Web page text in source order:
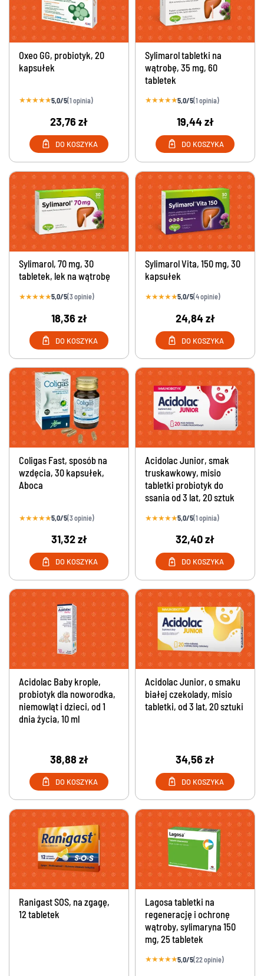
Oxeo GG, probiotyk, 20
kapsułek
★★★★★5,0/5(1 opinia)
23,76 zł
DO KOSZYKA
Sylimarol tabletki na
wątrobę, 35 mg, 60
tabletek
★★★★★5,0/5(1 opinia)
19,44 zł
DO KOSZYKA
Sylimarol, 70 mg, 30
tabletek, lek na wątrobę
★★★★★5,0/5(3 opinie)
18,36 zł
DO KOSZYKA
Sylimarol Vita, 150 mg, 30
kapsułek
★★★★★5,0/5(4 opinie)
24,84 zł
DO KOSZYKA
Coligas Fast, sposób na
wzdęcia, 30 kapsułek,
Aboca
★★★★★5,0/5(3 opinie)
31,32 zł
DO KOSZYKA
Acidolac Junior, smak
truskawkowy, misio
tabletki probiotyk do
ssania od 3 lat, 20 sztuk
★★★★★5,0/5(1 opinia)
32,40 zł
DO KOSZYKA
Acidolac Baby krople,
probiotyk dla noworodka,
niemowląt i dzieci, od 1
dnia życia, 10 ml
38,88 zł
DO KOSZYKA
Acidolac Junior, o smaku
białej czekolady, misio
tabletki, od 3 lat, 20 sztuki
34,56 zł
DO KOSZYKA
Ranigast SOS, na zgagę,
12 tabletek
Lagosa tabletki na
regenerację i ochronę
wątroby, sylimaryna 150
mg, 25 tabletek
★★★★★5,0/5(22 opinie)